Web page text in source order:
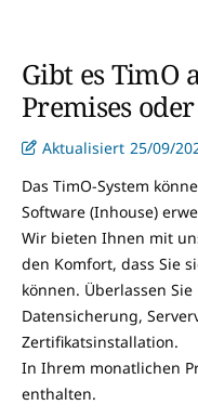
Gibt es TimO
Premises
Aktualisiert 25/09/
Das TimO-System
Software (Inhouse)
Wir bieten Ihnen mit
den Komfort, dass Sie
können. Überlassen
Datensicherung,
Zertifikatsinstallation.
In Ihrem monatlichen
enthalten.